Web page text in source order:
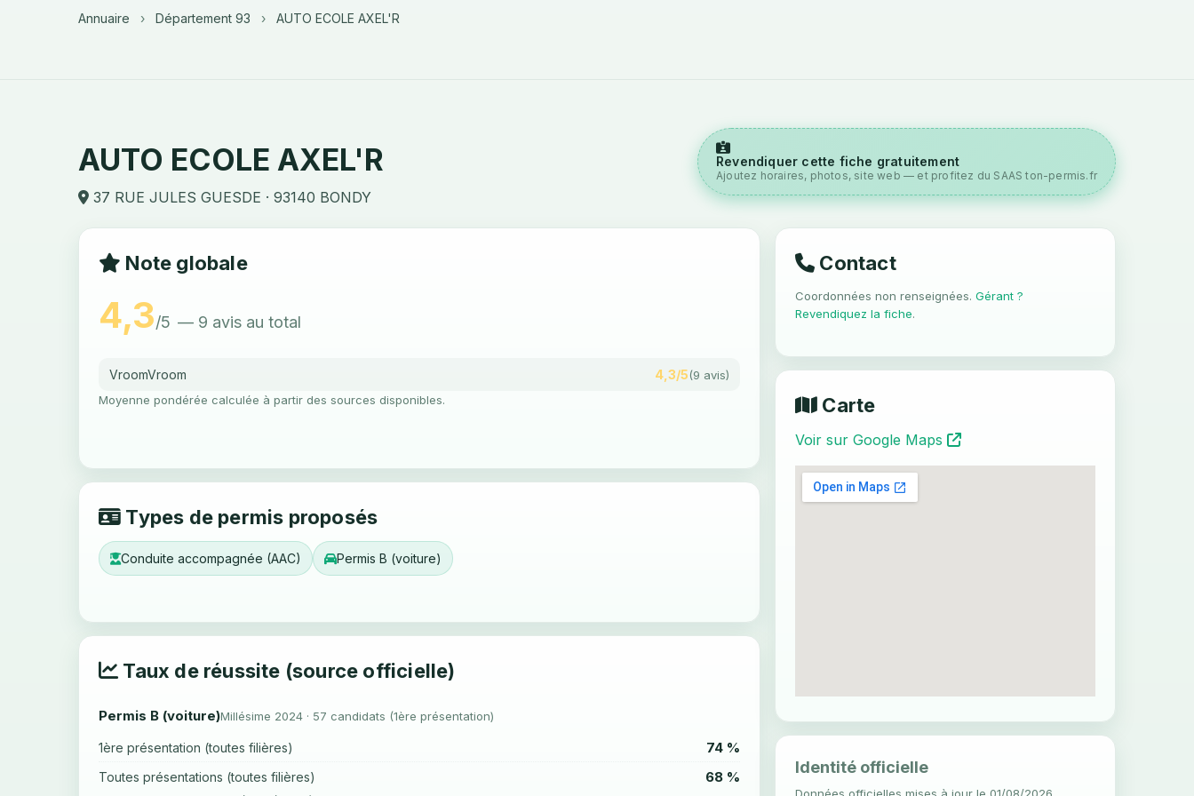
Annuaire › Département 93 › AUTO ECOLE AXEL'R
AUTO ECOLE AXEL'R
37 RUE JULES GUESDE · 93140 BONDY
Revendiquer cette fiche gratuitement
Ajoutez horaires, photos, site web — et profitez du SAAS ton-permis.fr
Note globale
4,3/5 — 9 avis au total
VroomVroom 4,3/5(9 avis)
Moyenne pondérée calculée à partir des sources disponibles.
Types de permis proposés
Conduite accompagnée (AAC) Permis B (voiture)
Taux de réussite (source officielle)
Permis B (voiture)Millésime 2024 · 57 candidats (1ère présentation)
1ère présentation (toutes filières) 74 %
Toutes présentations (toutes filières) 68 %
Contact
Coordonnées non renseignées. Gérant ?
Revendiquez la fiche.
Carte
Voir sur Google Maps
Identité officielle